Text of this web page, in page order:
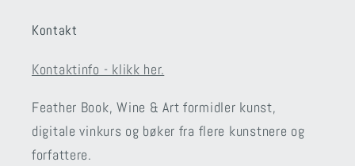
Kontakt
Kontaktinfo - klikk her.
Feather Book, Wine & Art formidler kunst,
digitale vinkurs og bøker fra flere kunstnere og
forfattere.